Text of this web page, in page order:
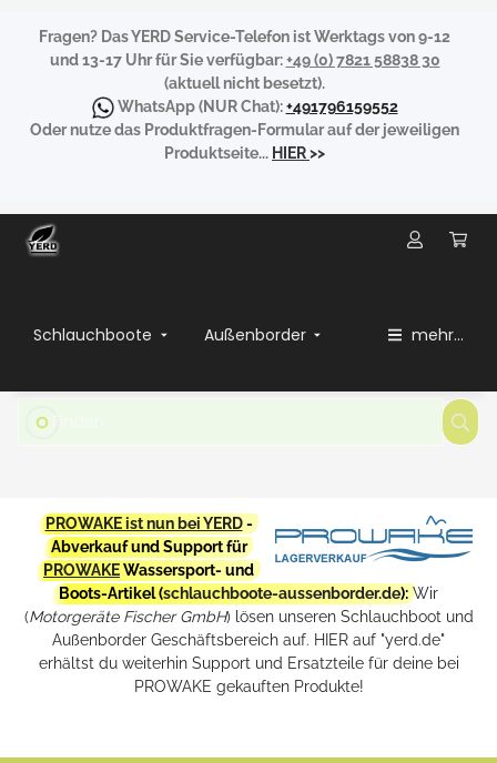
Fragen? Das YERD Service-Telefon ist Werktags von 9-12
und 13-17 Uhr für Sie verfügbar:+49 (0) 7821 58838 30
(aktuell nicht besetzt).
WhatsApp(NUR Chat):+491796159552
Oder nutze das Produktfragen-Formular auf der jeweiligen
Produktseite... HIER>>
Schlauchboote Außenborder mehr...
PROWAKE ist nun bei YERD-
Abverkauf und Support für
PROWAKEWassersport- und
Boots-Artikel (schlauchboote-aussenborder.de): Wir
(Motorgeräte Fischer GmbH) lösen unseren Schlauchboot und
Außenborder Geschäftsbereich auf. HIER auf "yerd.de"
erhältst du weiterhin Support und Ersatzteile für deine bei
PROWAKE gekauften Produkte!